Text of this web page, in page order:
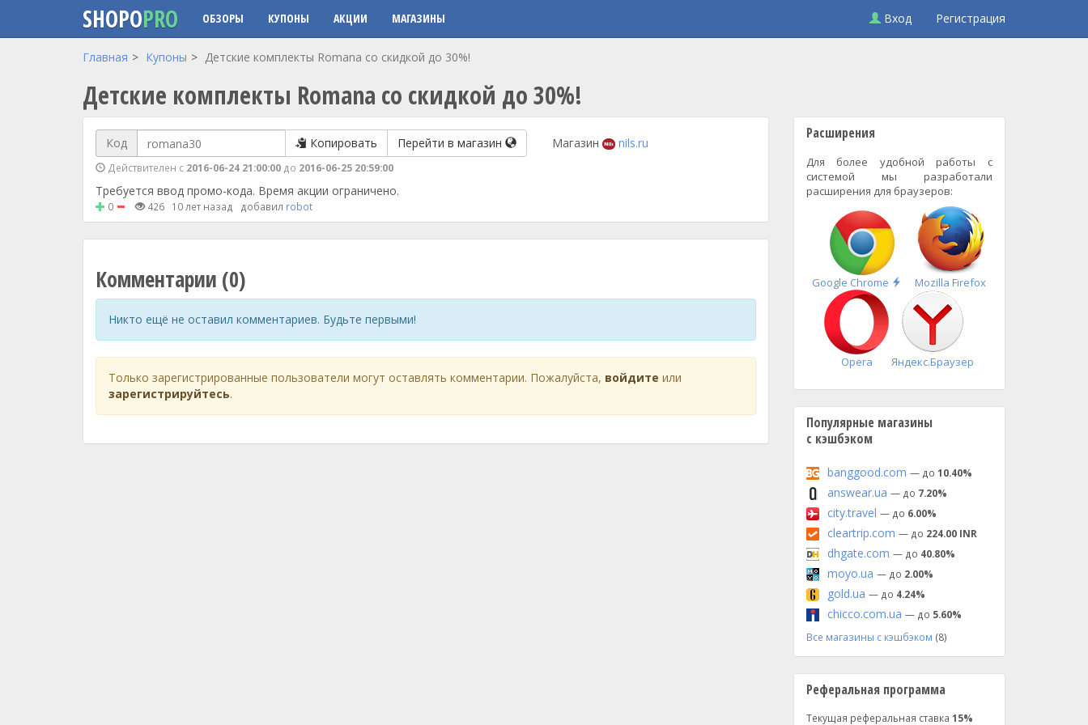
Перейти к основному содержанию
SHOPOPRO ОБЗОРЫ КУПОНЫ АКЦИИ МАГАЗИНЫ Вход Регистрация
Главная Купоны Детские комплекты Romana со скидкой до 30%!
Детские комплекты Romana со скидкой до 30%!
Код Копировать Перейти в магазин
Действителен с 2016-06-24 21:00:00 до 2016-06-25 20:59:00
Магазин nils.ru
Требуется ввод промо-кода. Время акции ограничено.
0 426 10 лет назад добавил robot
Комментарии (0)
Никто ещё не оставил комментариев. Будьте первыми!
Только зарегистрированные пользователи могут оставлять комментарии. Пожалуйста, войдите или
зарегистрируйтесь.
Расширения
Для более удобной работы с
системой мы разработали
расширения для браузеров:
Google Chrome
Быстрая
установка
Mozilla Firefox
Opera Яндекс.Браузер
Популярные магазины
с кэшбэком
banggood.com — до 10.40%
answear.ua — до 7.20%
city.travel — до 6.00%
cleartrip.com — до 224.00 INR
dhgate.com — до 40.80%
moyo.ua — до 2.00%
gold.ua — до 4.24%
chicco.com.ua — до 5.60%
Все магазины с кэшбэком (8)
Реферальная программа
Текущая реферальная ставка 15%